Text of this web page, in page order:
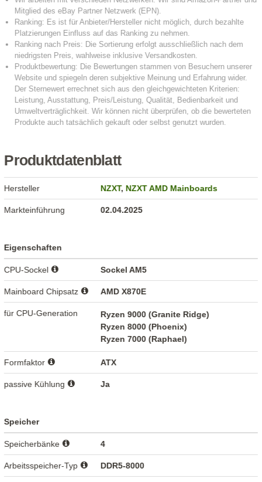
Produktdatenblatt
Hersteller NZXT,NZXT AMD Mainboards
Markteinführung 02.04.2025
Eigenschaften
CPU-Sockel Sockel AM5
Mainboard Chipsatz AMD X870E
für CPU-Generation
Ryzen 9000 (Granite Ridge)
Ryzen 8000 (Phoenix)
Ryzen 7000 (Raphael)
Formfaktor ATX
passive Kühlung Ja
Speicher
Speicherbänke 4
Arbeitsspeicher-Typ DDR5-8000